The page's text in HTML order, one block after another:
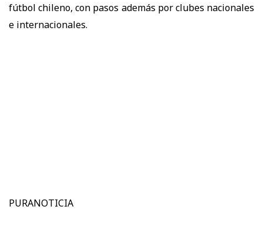
fútbol chileno, con pasos además por clubes nacionales
e internacionales.
PURANOTICIA